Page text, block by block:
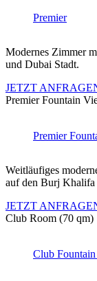
Premier
Modernes Zimmer
und Dubai Stadt.
JETZT
Premier Fountain
Premier
Weitläufiges
auf den Burj Khalifa
JETZT
Club Room (70 qm)
Club